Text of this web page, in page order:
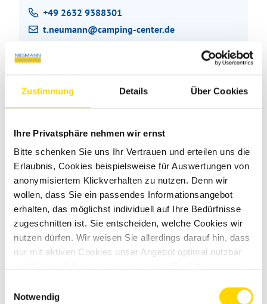
Zustimmung Details Über Cookies
Ihre Privatsphäre nehmen wir ernst
Bitte schenken Sie uns Ihr Vertrauen und erteilen uns die
Erlaubnis, Cookies beispielsweise für Auswertungen von
anonymisiertem Klickverhalten zu nutzen. Denn wir
wollen, dass Sie ein passendes Informationsangebot
erhalten, das möglichst individuell auf Ihre Bedürfnisse
zugeschnitten ist. Sie entscheiden, welche Cookies wir
nutzen dürfen. Wir weisen Sie allerdings darauf hin, dass
nur mit aktiven Cookies unser Angebot optimal nutzbar
Notwendig
+49 2632 9388301
t.neumann@camping-center.de